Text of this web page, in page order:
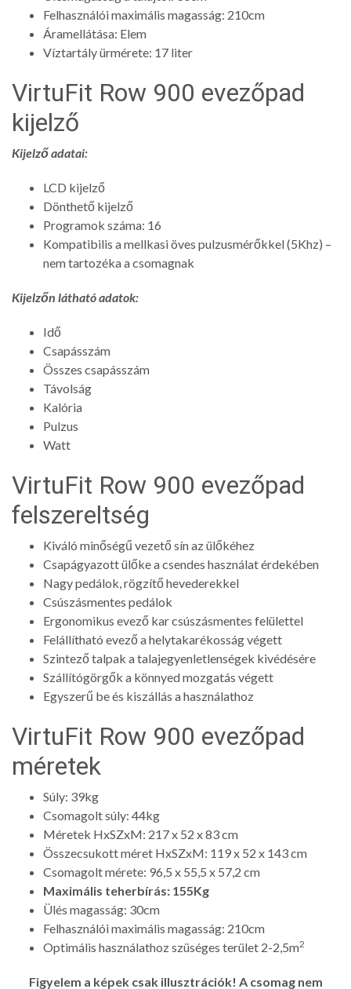
Felhasználói maximális magasság: 210cm
Áramellátása: Elem
Víztartály ürmérete: 17 liter
VirtuFit Row 900 evezőpad
kijelző
Kijelző adatai:
LCD kijelző
Dönthető kijelző
Programok száma: 16
Kompatibilis a mellkasi öves pulzusmérőkkel (5Khz) –
nem tartozéka a csomagnak
Kijelzőn látható adatok:
Idő
Csapásszám
Összes csapásszám
Távolság
Kalória
Pulzus
Watt
VirtuFit Row 900 evezőpad
felszereltség
Kiváló minőségű vezető sín az ülőkéhez
Csapágyazott ülőke a csendes használat érdekében
Nagy pedálok, rögzítő hevederekkel
Csúszásmentes pedálok
Ergonomikus evező kar csúszásmentes felülettel
Felállítható evező a helytakarékosság végett
Szintező talpak a talajegyenletlenségek kivédésére
Szállítógörgők a könnyed mozgatás végett
Egyszerű be és kiszállás a használathoz
VirtuFit Row 900 evezőpad
méretek
Súly: 39kg
Csomagolt súly: 44kg
Méretek HxSZxM: 217 x 52 x 83 cm
Összecsukott méret HxSZxM: 119 x 52 x 143 cm
Csomagolt mérete: 96,5 x 55,5 x 57,2 cm
Maximális teherbírás: 155Kg
Ülés magasság: 30cm
Felhasználói maximális magasság: 210cm
Optimális használathoz szüséges terület 2-2,5m2
Figyelem a képek csak illusztrációk! A csomag nem